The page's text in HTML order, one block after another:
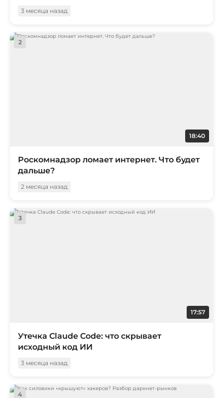
3 месяца назад
2
18:40
Роскомнадзор ломает интернет. Что будет
дальше?
2 месяца назад
3
17:57
Утечка Claude Code: что скрывает
исходный код ИИ
3 месяца назад
4